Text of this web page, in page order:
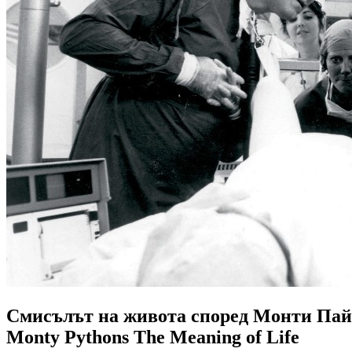
Смисълът на живота според Монти
Monty Pythons The Meaning of Life